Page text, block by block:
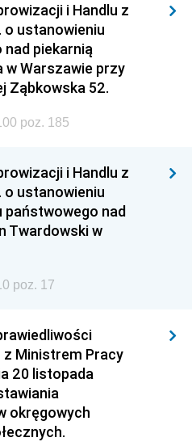
i Handlu z
o ustanowieniu
piekarnią
w Warszawie przy
Ząbkowska 52.
poz. 185
i Handlu z
o ustanowieniu
nad
Twardowski w
poz. 17
Ministrem Pracy
20 listopada
okręgowych